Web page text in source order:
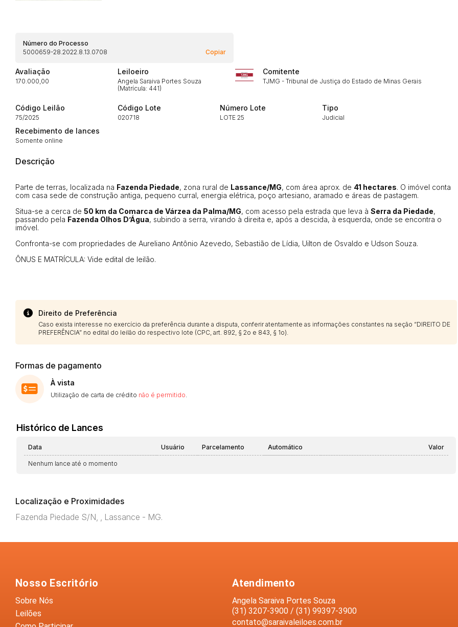
Número do Processo
5000659-28.2022.8.13.0708
Copiar
Avaliação
170.000,00
Leiloeiro
Angela Saraiva Portes Souza
(Matrícula: 441)
Comitente
TJMG - Tribunal de Justiça do Estado de Minas Gerais
Código Leilão
75/2025
Código Lote
020718
Número Lote
LOTE 25
Tipo
Judicial
Recebimento de lances
Somente online
Descrição
Parte de terras, localizada na Fazenda Piedade, zona rural de Lassance/MG, com área aprox. de 41 hectares. O imóvel conta
com casa sede de construção antiga, pequeno curral, energia elétrica, poço artesiano, aramado e áreas de pastagem.
Situa-se a cerca de 50 km da Comarca de Várzea da Palma/MG, com acesso pela estrada que leva à Serra da Piedade,
passando pela Fazenda Olhos D’Água, subindo a serra, virando à direita e, após a descida, à esquerda, onde se encontra o
imóvel.
Confronta-se com propriedades de Aureliano Antônio Azevedo, Sebastião de Lídia, Uilton de Osvaldo e Udson Souza.
ÔNUS E MATRÍCULA: Vide edital de leilão.
Direito de Preferência
Caso exista interesse no exercício da preferência durante a disputa, conferir atentamente as informações constantes na seção “DIREITO DE
PREFERÊNCIA” no edital do leilão do respectivo lote (CPC, art. 892, § 2o e 843, § 1o).
Formas de pagamento
À vista
Utilização de carta de crédito não é permitido.
Histórico de Lances
Data Usuário Parcelamento Automático Valor
Nenhum lance até o momento
Localização e Proximidades
Fazenda Piedade S/N, , Lassance - MG.
Histórico de Propostas
14/04/2025 18:43:11 TIAGOFELIPE
Nosso Escritório
Sobre Nós
Leilões
Atendimento
Angela Saraiva Portes Souza
(31) 3207-3900 / (31) 99397-3900
contato@saraivaleiloes.com.br